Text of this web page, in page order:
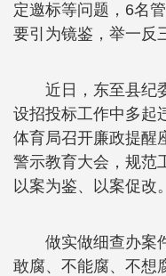
定邀标等问题，6名
要引为镜鉴，举一反
近日，东至县纪
设招投标工作中多起
体育局召开廉政提醒
警示教育大会，规范
以案为鉴、以案促改。
做实做细查办案
敢腐、不能腐、不想